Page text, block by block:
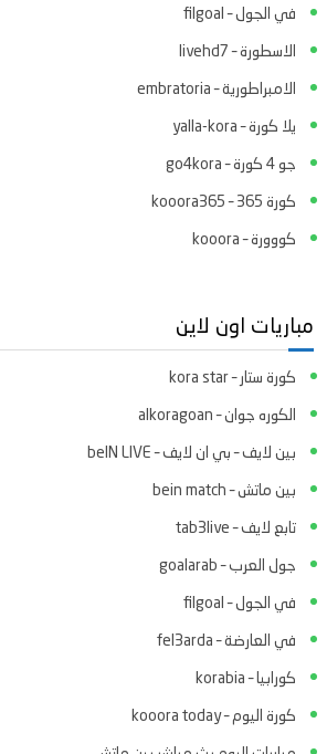
في الجول – filgoal
الاسطورة – livehd7
الامبراطورية – embratoria
يلا كورة – yalla-kora
جو 4 كورة – go4kora
كورة 365 – kooora365
كووورة – kooora
مباريات اون لاين
كورة ستار – kora star
الكوره جوان – alkoragoan
بين لايف – بي ان لايف – beIN LIVE
بين ماتش – bein match
تابع لايف – tab3live
جول العرب – goalarab
في الجول – filgoal
في العارضة – fel3arda
كورابيا – korabia
كورة اليوم – kooora today